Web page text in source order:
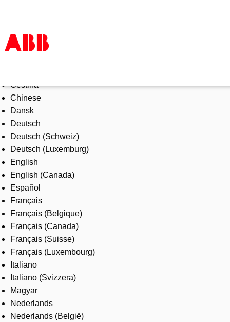
Products & Solutions
Industries
Services
About us
Where to buy
Contact us
Careers
Čeština
Chinese
Dansk
Deutsch
Deutsch (Schweiz)
Deutsch (Luxemburg)
English
English (Canada)
Español
Français
Français (Belgique)
Français (Canada)
Français (Suisse)
Français (Luxembourg)
Italiano
Italiano (Svizzera)
Magyar
Nederlands
Nederlands (België)